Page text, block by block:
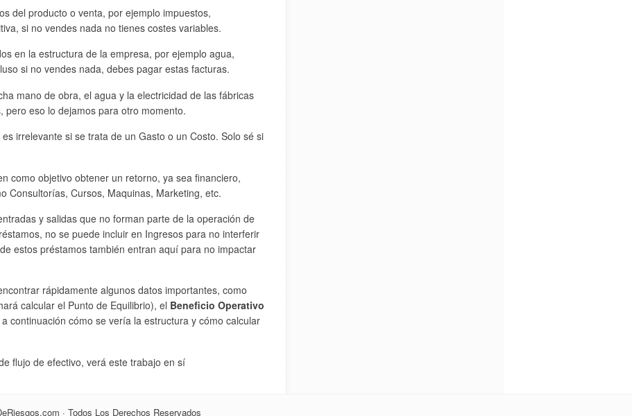
del producto o venta, por ejemplo impuestos,
si no vendes nada no tienes costes variables.
en la estructura de la empresa, por ejemplo agua,
si no vendes nada, debes pagar estas facturas.
mano de obra, el agua y la electricidad de las fábricas
pero eso lo dejamos para otro momento.
irrelevante si se trata de un Gasto o un Costo. Solo sé si
como objetivo obtener un retorno, ya sea financiero,
Consultorías, Cursos, Maquinas, Marketing, etc.
y salidas que no forman parte de la operación de
no se puede incluir en Ingresos para no interferir
estos préstamos también entran aquí para no impactar
rápidamente algunos datos importantes, como
calcular el Punto de Equilibrio), el Beneficio Operativo
continuación cómo se vería la estructura y cómo calcular
flujo de efectivo, verá este trabajo en sí
· Todos Los Derechos Reservados